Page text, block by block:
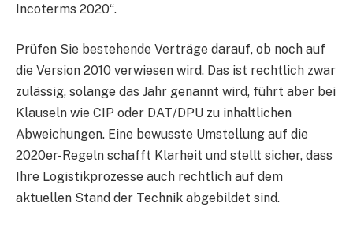
Incoterms 2020“.
Prüfen Sie bestehende Verträge darauf, ob noch auf
die Version 2010 verwiesen wird. Das ist rechtlich zwar
zulässig, solange das Jahr genannt wird, führt aber bei
Klauseln wie CIP oder DAT/DPU zu inhaltlichen
Abweichungen. Eine bewusste Umstellung auf die
2020er-Regeln schafft Klarheit und stellt sicher, dass
Ihre Logistikprozesse auch rechtlich auf dem
aktuellen Stand der Technik abgebildet sind.